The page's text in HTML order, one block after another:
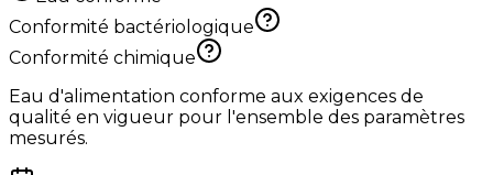
Conformité bactériologique
Conformité chimique
Eau d'alimentation conforme aux exigences de
qualité en vigueur pour l'ensemble des paramètres
mesurés.